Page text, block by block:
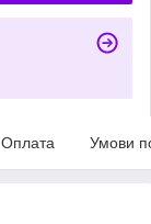
Оплата Умови